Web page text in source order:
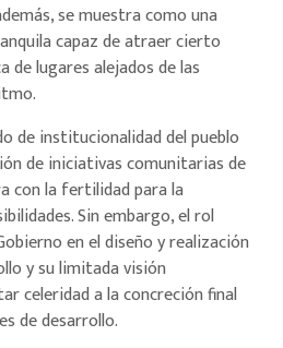
se muestra como una
capaz de atraer cierto
lugares alejados de las
de institucionalidad del pueblo
de iniciativas comunitarias de
con la fertilidad para la
Sin embargo, el rol
en el diseño y realización
y su limitada visión
celeridad a la concreción final
de desarrollo.